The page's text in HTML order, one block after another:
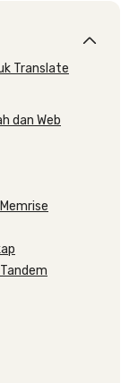
Translate
dan Web